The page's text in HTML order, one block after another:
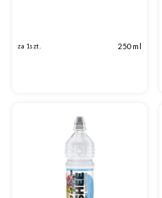
za 1szt. 250 ml